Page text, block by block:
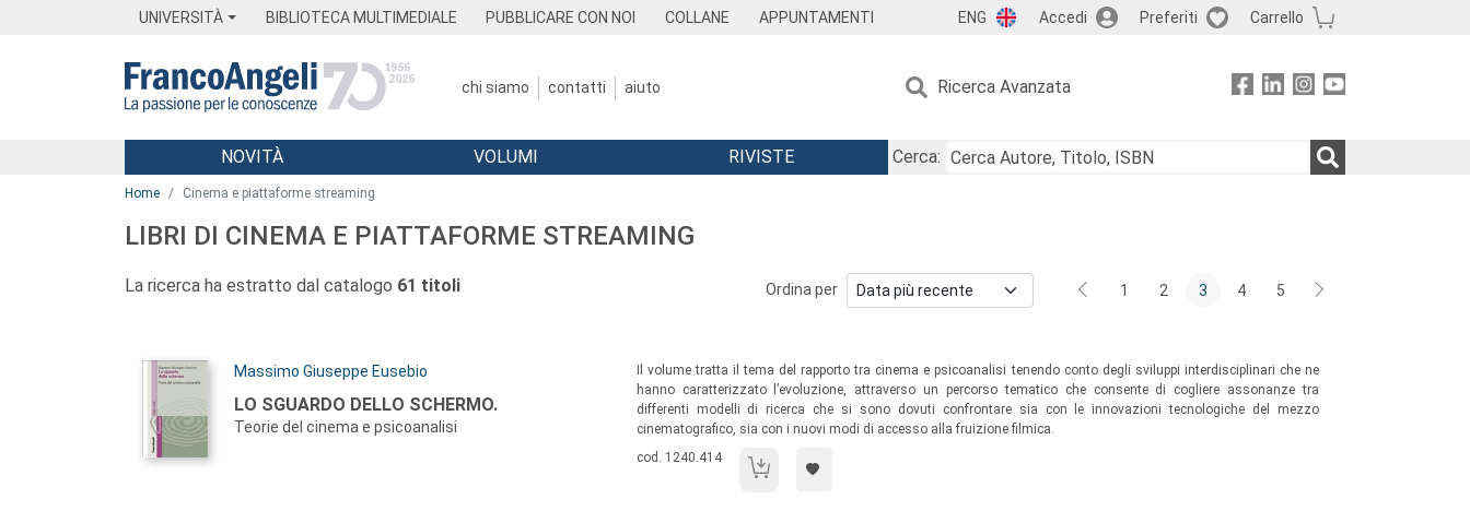
UNIVERSITÀ BIBLIOTECA MULTIMEDIALE PUBBLICARE CON NOI COLLANE APPUNTAMENTI ENG Accedi Preferiti Carrello
chi siamo contatti aiuto Ricerca Avanzata
Menu
NOVITÀ VOLUMI RIVISTE
Cerca:
Home Cinema e piattaforme streaming
LIBRI DI CINEMA E PIATTAFORME STREAMING
La ricerca ha estratto dal catalogo 61 titoli Ordina per 1 2 3 4 5
Autori:
Massimo Giuseppe Eusebio
Titolo:
LO SGUARDO DELLO SCHERMO.
Teorie del cinema e psicoanalisi
Sommario:
Il volume tratta il tema del rapporto tra cinema e psicoanalisi tenendo conto degli sviluppi interdisciplinari che ne
hanno caratterizzato l’evoluzione, attraverso un percorso tematico che consente di cogliere assonanze tra
differenti modelli di ricerca che si sono dovuti confrontare sia con le innovazioni tecnologiche del mezzo
cinematografico, sia con i nuovi modi di accesso alla fruizione filmica.
Codice libro:
cod. 1240.414 Lo sguardo dello schermo.